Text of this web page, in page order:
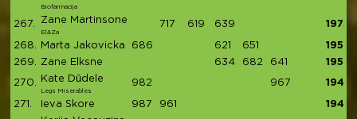
Biofarmacija
267. Zane Martinsone
El&Za
717 619 639 1975
268. Marta Jakovicka 686 621 651
1958
269.
Zane Elksne 634 682 641 1957
270. Kate Dūdele
Legs Miserables
982 967 1949
271. Ieva Skore 987 961 1948